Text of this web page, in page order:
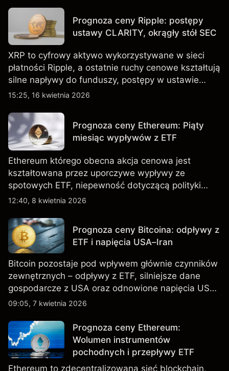
Prognoza ceny Ripple: postępy
ustawy CLARITY, okrągły stół SEC
XRP to cyfrowy aktywo wykorzystywane w sieci
płatności Ripple, a ostatnie ruchy cenowe kształtują
silne napływy do funduszy, postępy w ustawie
CLARITY oraz okrągły stół SEC zaplanowany na 16
są wiarygodnym wskaźnikiem przyszłych
rezultatów.
15:25, 16 kwietnia 2026
Prognoza ceny Ethereum: Piąty
miesiąc wypływów z ETF
Ethereum którego obecna akcja cenowa jest
kształtowana przez uporczywe wypływy ze
spotowych ETF, niepewność dotyczącą polityki
handlowej USA oraz nadchodzące dane
przeszłości nie są wiarygodnym wskaźnikiem
przyszłych rezultatów.
12:40, 8 kwietnia 2026
Prognoza ceny Bitcoina: odpływy z
ETF i napięcia USA–Iran
Bitcoin pozostaje pod wpływem głównie czynników
zewnętrznych – odpływy z ETF, silniejsze dane
gospodarcze z USA oraz odnowione napięcia USA–
Iran kształtują akcję cenową na początku kwietnia
stanowią wiarygodnego wskaźnika przyszłych
rezultatów.
09:05, 7 kwietnia 2026
Prognoza ceny Ethereum:
Wolumen instrumentów
pochodnych i przepływy ETF
Ethereum to zdecentralizowana sieć blockchain,